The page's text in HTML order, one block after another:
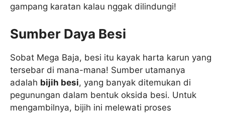
gampang karatan kalau nggak dilindungi!
Sumber Daya Besi
Sobat Mega Baja, besi itu kayak harta karun yang
tersebar di mana-mana! Sumber utamanya
adalah bijih besi, yang banyak ditemukan di
pegunungan dalam bentuk oksida besi. Untuk
mengambilnya, bijih ini melewati proses